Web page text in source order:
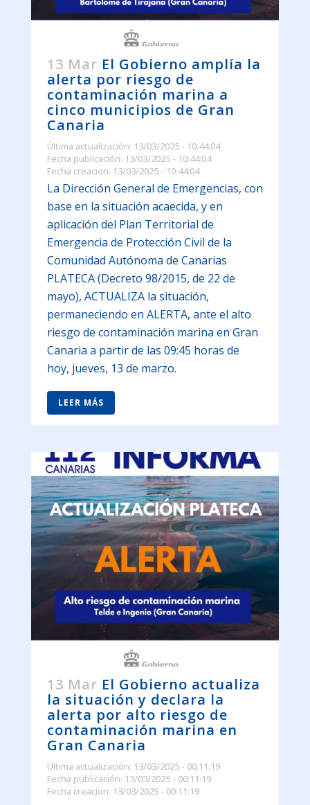
13 Mar El Gobierno amplía la
alerta por riesgo de
contaminación marina a
cinco municipios de Gran
Canaria
Última actualización: 13/03/2025 - 10:44:04
Fecha publicación: 13/03/2025 - 10:44:04
Fecha creacion: 13/03/2025 - 10:44:04
La Dirección General de Emergencias, con
base en la situación acaecida, y en
aplicación del Plan Territorial de
Emergencia de Protección Civil de la
Comunidad Autónoma de Canarias
PLATECA (Decreto 98/2015, de 22 de
mayo), ACTUALIZA la situación,
permaneciendo en ALERTA, ante el alto
riesgo de contaminación marina en Gran
Canaria a partir de las 09:45 horas de
hoy, jueves, 13 de marzo.
LEER MÁS
13 Mar El Gobierno actualiza
la situación y declara la
alerta por alto riesgo de
contaminación marina en
Gran Canaria
Última actualización: 13/03/2025 - 00:11:19
Fecha publicación: 13/03/2025 - 00:11:19
Fecha creacion: 13/03/2025 - 00:11:19